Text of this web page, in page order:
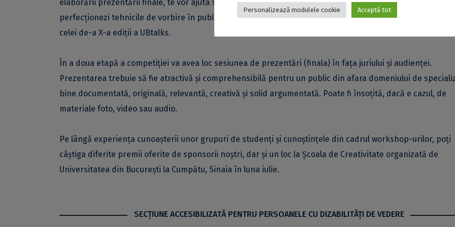
elaborării prezentării finale, te vor ajuta să pui bazele unor noi strategii de a-ți vinde ideile și te vor ajuta
perfecționezi tehnicile de vorbire în public. La finalul sesiunii de pregătire, coordonatorii vor decide
celei de-a X-a ediții a UBtalks.
În a doua etapă a competiției va avea loc sesiunea de prezentări (finala) în fața juriului și audienței.
Prezentarea trebuie să fie atractivă și comprehensibilă pentru un public din afara domeniului de
bine documentată, originală, relevantă, creativă și solid argumentată. Poate fi însoțită, dacă e cazul, de
materiale foto, video sau audio.
Pe lângă experiența cunoașterii unor grupuri de studenți și cunoștințele din cadrul workshop-urilor, poți
câștiga diferite premii oferite de sponsorii noștri, dar și un loc la Școala de Creativitate organizată de
Universitatea din București la Cumpătu, Sinaia în luna iulie.
SECŢIUNE ACCESIBILIZATĂ PENTRU PERSOANELE CU DIZABILITĂŢI DE VEDERE
Personalizează modulele cookie Acceptă tot